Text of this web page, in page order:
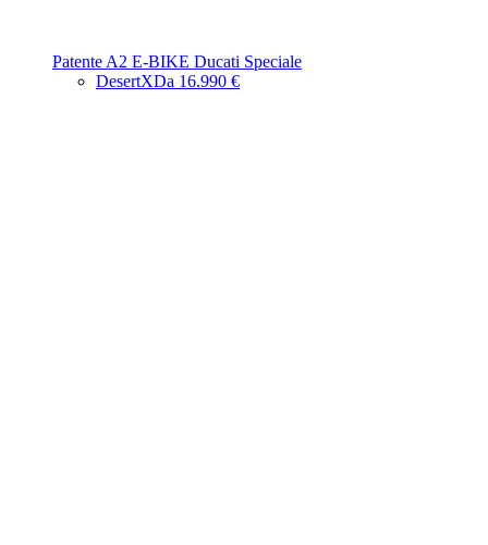
Patente A2 E-BIKE Ducati Speciale
DesertXDa 16.990 €